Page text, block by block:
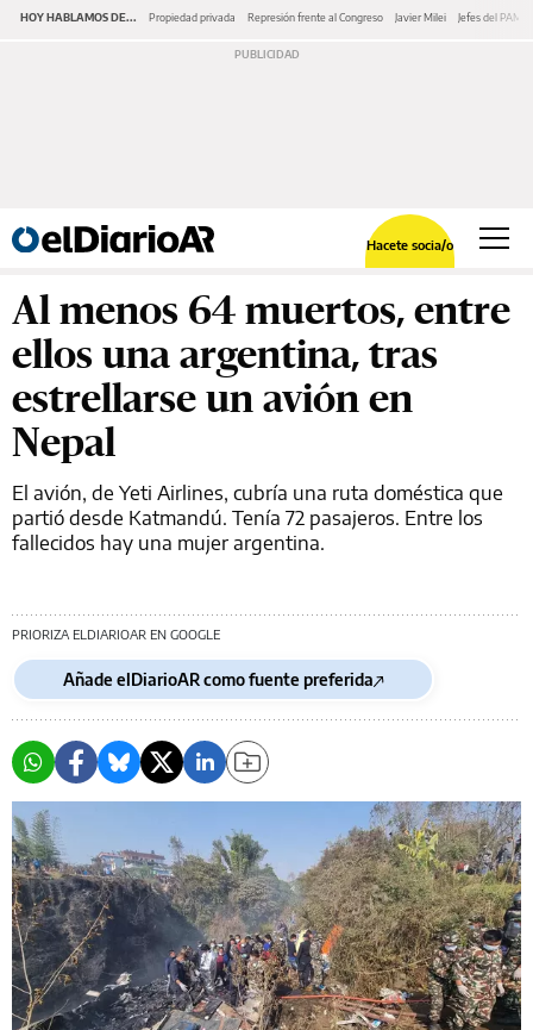
HOY HABLAMOS DE... Propiedad privada Represión frente al Congreso Javier Milei Jefes del PAMI
Hacete socia/o
Al menos 64 muertos, entre
ellos una argentina, tras
estrellarse un avión en
Nepal
El avión, de Yeti Airlines, cubría una ruta doméstica que
partió desde Katmandú. Tenía 72 pasajeros. Entre los
fallecidos hay una mujer argentina.
PRIORIZA ELDIARIOAR EN GOOGLE
Añade elDiarioAR como fuente preferida